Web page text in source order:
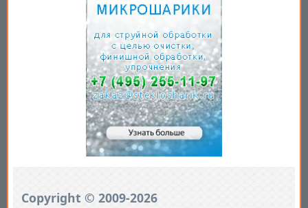
Copyright © 2009-2026